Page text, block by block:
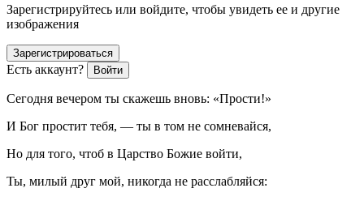
Зарегистрируйтесь или войдите, чтобы увидеть ее и другие
изображения
Зарегистрироваться
Есть аккаунт? Войти
Сегодня вечером ты скажешь вновь: «Прости!»
И Бог простит тебя, — ты в том не сомневайся,
Но для того, чтоб в Царство Божие войти,
Ты, милый друг мой, никогда не расслабляйся: